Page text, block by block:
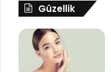
Güzellik